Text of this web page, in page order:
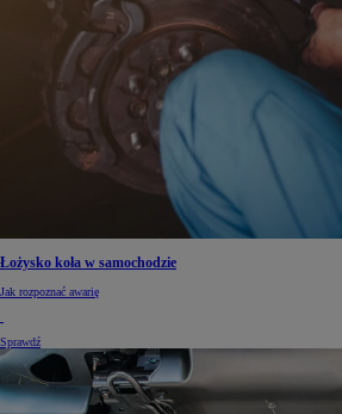
Łożysko koła w samochodzie
Jak rozpoznać awarię
Sprawdź